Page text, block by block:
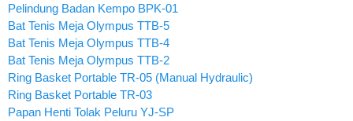
Pelindung Badan Kempo BPK-01
Bat Tenis Meja Olympus TTB-5
Bat Tenis Meja Olympus TTB-4
Bat Tenis Meja Olympus TTB-2
Ring Basket Portable TR-05 (Manual Hydraulic)
Ring Basket Portable TR-03
Papan Henti Tolak Peluru YJ-SP